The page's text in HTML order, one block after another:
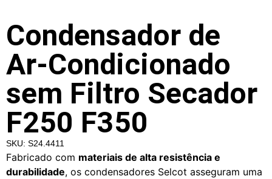
Condensador de
Ar-Condicionado
sem Filtro Secador
F250 F350
SKU: S24.4411
Fabricado com materiais de alta resistência e
durabilidade, os condensadores Selcot asseguram uma